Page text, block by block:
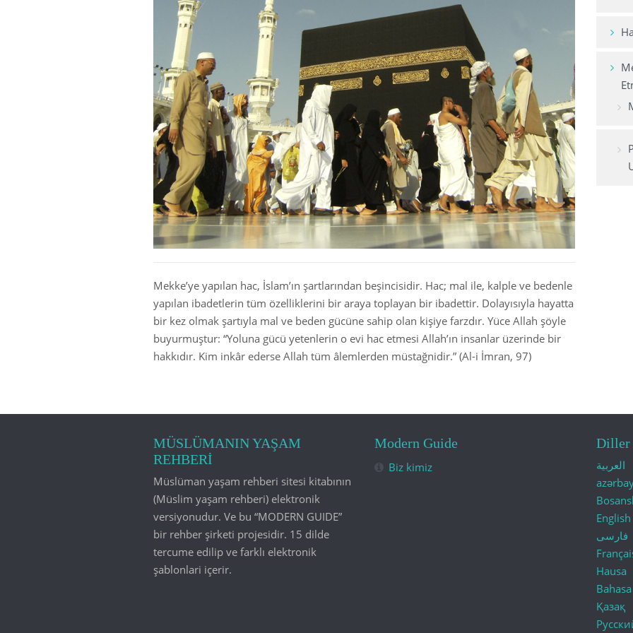
Müslüman Aile
Dualar ve Zikirler
Giysiler
Mekke’ye yapılan hac, İslam’ın şartlarından beşincisidir. Hac; mal ile, kalple ve bedenle
yapılan ibadetlerin tüm özelliklerini bir araya toplayan bir ibadettir. Dolayısıyla hayatta
bir kez olmak şartıyla mal ve beden gücüne sahip olan kişiye farzdır. Yüce Allah şöyle
buyurmuştur: “Yoluna gücü yetenlerin o evi hac etmesi Allah’ın insanlar üzerinde bir
hakkıdır. Kim inkâr ederse Allah tüm âlemlerden müstağnidir.” (Al-i İmran, 97)
MÜSLÜMANIN YAŞAM
REHBERİ
Müslüman yaşam rehberi sitesi kitabının
(Müslim yaşam rehberi) elektronik
versiyonudur. Ve bu “MODERN GUIDE”
bir rehber şirketi projesidir. 15 dilde
tercume edilip ve farklı elektronik
şablonlari içerir.
Modern Guide
Biz kimiz
Diller
العربية
English
فارسی
Hausa
Қазақ